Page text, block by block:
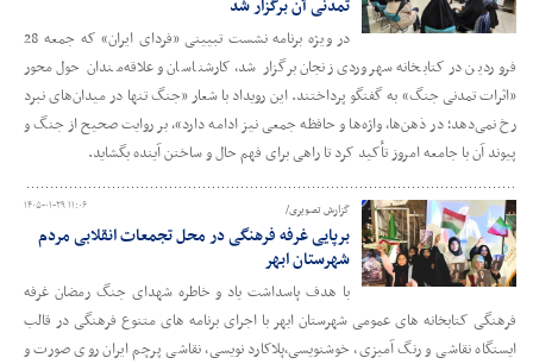
تمدنی آن برگزار شد
در ویژه برنامه نشست تبیینی «فردای ایران» که جمعه 28
فروردین در کتابخانه سهروردی زنجان برگزار شد، کارشناسان و علاقه‌مندان حول محور
«اثرات تمدنی جنگ» به گفتگو پرداختند. این رویداد با شعار «جنگ تنها در میدان‌های نبرد
رخ نمی‌دهد؛ در ذهن‌ها، واژه‌ها و حافظه جمعی نیز ادامه دارد»، بر روایت صحیح از جنگ و
پیوند آن با جامعه امروز تأکید کرد تا راهی برای فهم حال و ساختن آینده بگشاید.
۱۴۰۵-۰۱-۲۹ ۱۱:۰۶ گزارش تصویری/
برپایی غرفه فرهنگی در محل تجمعات انقلابی مردم
شهرستان ابهر
با هدف پاسداشت یاد و خاطره شهدای جنگ رمضان غرفه
فرهنگی کتابخانه های عمومی شهرستان ابهر با اجرای برنامه های متنوع فرهنگی در قالب
ایستگاه نقاشی و رنگ آمیزی، خوشنویسی،پلاکارد نویسی، نقاشی پرچم ایران روی صورت و